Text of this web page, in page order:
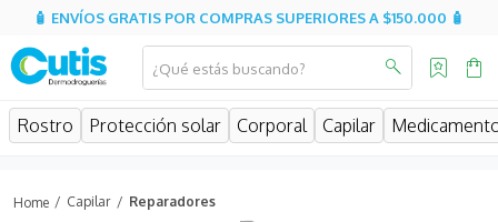
🧴 ENVÍOS GRATIS POR COMPRAS SUPERIORES A $150.000 🧴
¿Qué estás buscando?
Rostro Protección solar Corporal Capilar
Capilar Reparadores
MÁS BUSCADOS